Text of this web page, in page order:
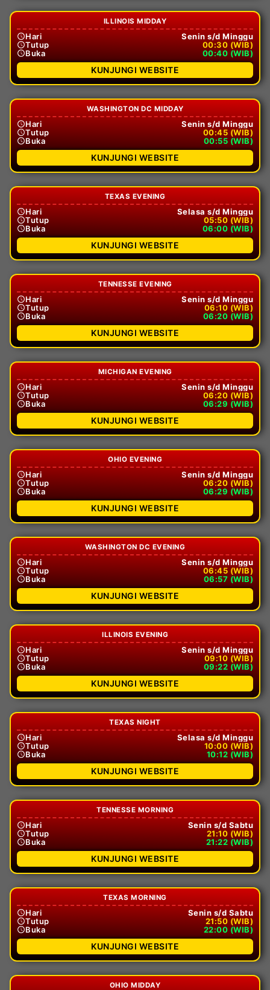
ILLINOIS MIDDAY
Hari
Senin s/d Minggu
Tutup
00:30 (WIB)
Buka
00:40 (WIB)
KUNJUNGI WEBSITE
WASHINGTON DC MIDDAY
Hari
Senin s/d Minggu
Tutup
00:45 (WIB)
Buka
00:55 (WIB)
KUNJUNGI WEBSITE
TEXAS EVENING
Hari
Selasa s/d Minggu
Tutup
05:50 (WIB)
Buka
06:00 (WIB)
KUNJUNGI WEBSITE
TENNESSE EVENING
Hari
Senin s/d Minggu
Tutup
06:10 (WIB)
Buka
06:20 (WIB)
KUNJUNGI WEBSITE
MICHIGAN EVENING
Hari
Senin s/d Minggu
Tutup
06:20 (WIB)
Buka
06:29 (WIB)
KUNJUNGI WEBSITE
OHIO EVENING
Hari
Senin s/d Minggu
Tutup
06:20 (WIB)
Buka
06:29 (WIB)
KUNJUNGI WEBSITE
WASHINGTON DC EVENING
Hari
Senin s/d Minggu
Tutup
06:45 (WIB)
Buka
06:57 (WIB)
KUNJUNGI WEBSITE
ILLINOIS EVENING
Hari
Senin s/d Minggu
Tutup
09:10 (WIB)
Buka
09:22 (WIB)
KUNJUNGI WEBSITE
TEXAS NIGHT
Hari
Selasa s/d Minggu
Tutup
10:00 (WIB)
Buka
10:12 (WIB)
KUNJUNGI WEBSITE
TENNESSE MORNING
Hari
Senin s/d Sabtu
Tutup
21:10 (WIB)
Buka
21:22 (WIB)
KUNJUNGI WEBSITE
TEXAS MORNING
Hari
Senin s/d Sabtu
Tutup
21:50 (WIB)
Buka
22:00 (WIB)
KUNJUNGI WEBSITE
OHIO MIDDAY